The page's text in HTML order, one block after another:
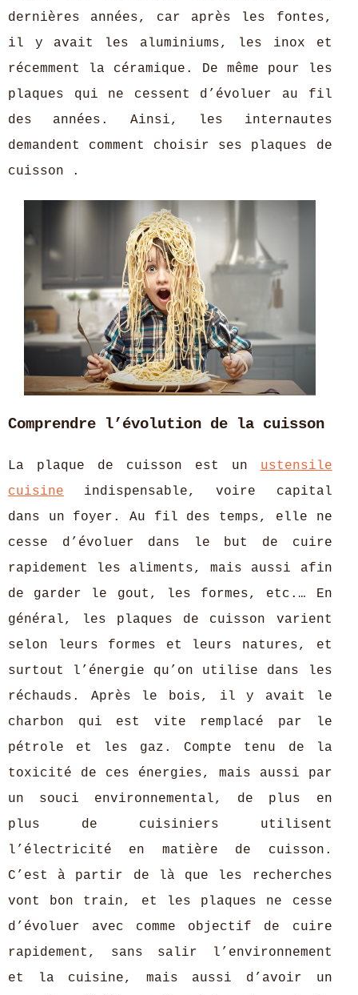
dernières années, car après les fontes,
il y avait les aluminiums, les inox et
récemment la céramique. De même pour les
plaques qui ne cessent d’évoluer au fil
des années. Ainsi, les internautes
demandent comment choisir ses plaques de
cuisson .
Comprendre l’évolution de la cuisson
La plaque de cuisson est un ustensile
cuisine indispensable, voire capital
dans un foyer. Au fil des temps, elle ne
cesse d’évoluer dans le but de cuire
rapidement les aliments, mais aussi afin
de garder le gout, les formes, etc.… En
général, les plaques de cuisson varient
selon leurs formes et leurs natures, et
surtout l’énergie qu’on utilise dans les
réchauds. Après le bois, il y avait le
charbon qui est vite remplacé par le
pétrole et les gaz. Compte tenu de la
toxicité de ces énergies, mais aussi par
un souci environnemental, de plus en
plus de cuisiniers utilisent
l’électricité en matière de cuisson.
C’est à partir de là que les recherches
vont bon train, et les plaques ne cesse
d’évoluer avec comme objectif de cuire
rapidement, sans salir l’environnement
et la cuisine, mais aussi d’avoir un